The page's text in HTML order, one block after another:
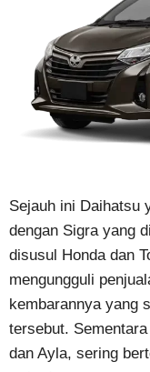
Sejauh ini Daihatsu
dengan Sigra yang
disusul Honda dan
mengungguli
kembarannya yang
tersebut.
dan Ayla, sering